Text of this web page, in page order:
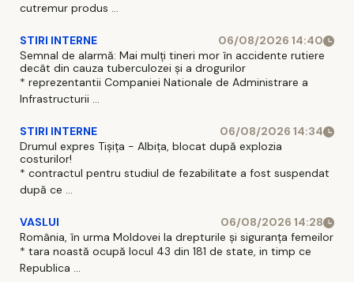
cutremur produs ...
STIRI INTERNE
06/08/2026 14:40
Semnal de alarmă: Mai mulți tineri mor în accidente rutiere
decât din cauza tuberculozei și a drogurilor
* reprezentantii Companiei Nationale de Administrare a
Infrastructurii ...
STIRI INTERNE
06/08/2026 14:34
Drumul expres Tișița - Albița, blocat după explozia
costurilor!
* contractul pentru studiul de fezabilitate a fost suspendat
după ce ...
VASLUI
06/08/2026 14:28
România, în urma Moldovei la drepturile și siguranța femeilor
* tara noastă ocupă locul 43 din 181 de state, in timp ce
Republica ...